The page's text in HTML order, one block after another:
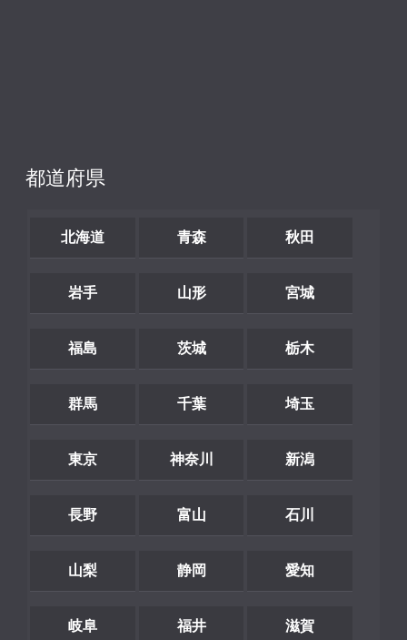
都道府県
北海道 青森 秋田
岩手 山形 宮城
福島 茨城 栃木
群馬 千葉 埼玉
東京 神奈川 新潟
長野 富山 石川
山梨 静岡 愛知
岐阜 福井 滋賀